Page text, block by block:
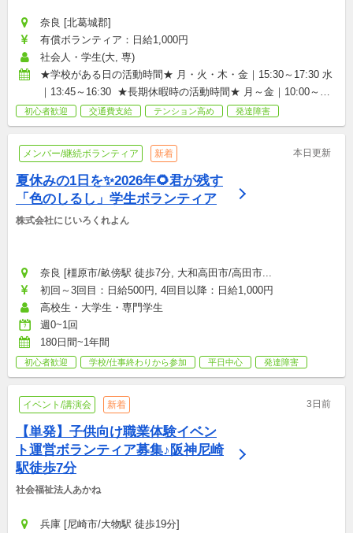
奈良 [北葛城郡]
有償ボランティア：日給1,000円
社会人・学生(大, 専)
★学校がある日の活動時間★ 月・火・木・金｜15:30～17:30 水
｜13:45～16:30  ★長期休暇時の活動時間★ 月～金｜10:00～
16:00
初心者歓迎 交通費支給 テンション高め 発達障害
メンバー/継続ボランティア 新着 本日更新
夏休みの1日を✨2026年🌻君が残す
「色のしるし」学生ボランティア
株式会社にじいろくれよん
奈良 [橿原市/畝傍駅 徒歩7分, 大和高田市/高田市...
初回～3回目：日給500円, 4回目以降：日給1,000円
高校生・大学生・専門学生
週0~1回
180日間~1年間
初心者歓迎 学校/仕事終わりから参加 平日中心 発達障害
イベント/講演会 新着 3日前
【単発】子供向け職業体験イベン
ト運営ボランティア募集♪阪神尼崎
駅徒歩7分
社会福祉法人あかね
兵庫 [尼崎市/大物駅 徒歩19分]